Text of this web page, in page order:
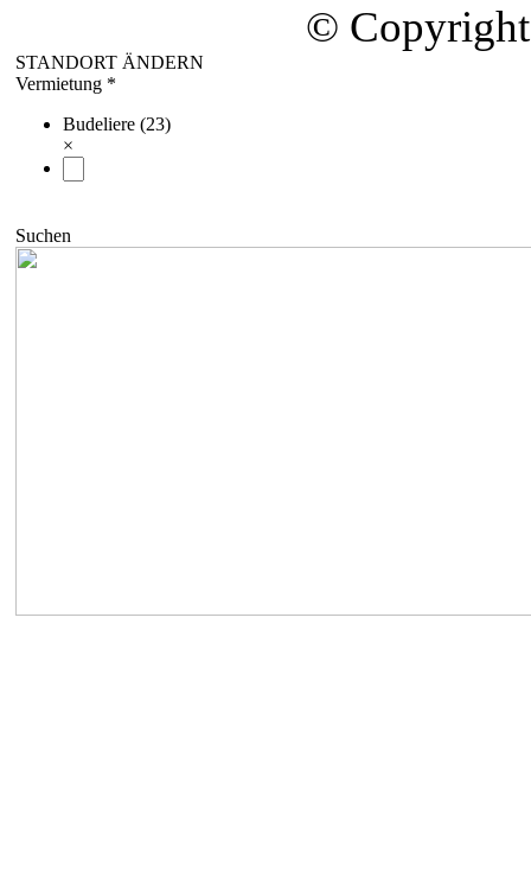
©
STANDORT ÄNDERN
Vermietung *
Budeliere (23)
×
Suchen